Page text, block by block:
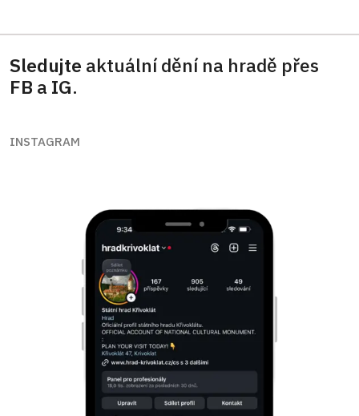
Sledujte aktuální dění na hradě přes
FB a IG.
INSTAGRAM